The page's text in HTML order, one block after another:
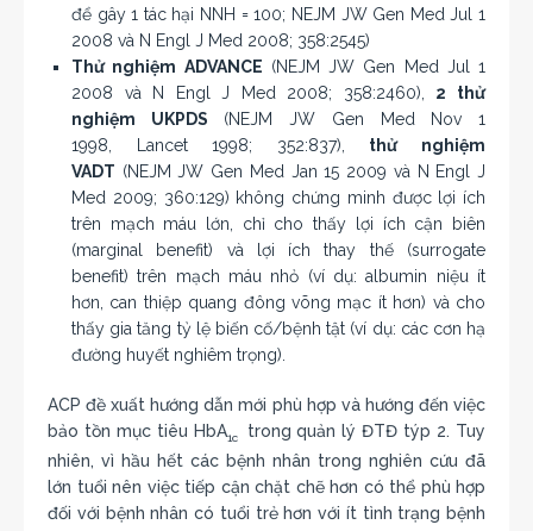
để gây 1 tác hại NNH = 100; NEJM JW Gen Med Jul 1
2008 và N Engl J Med 2008; 358:2545)
Thử nghiệm ADVANCE (NEJM JW Gen Med Jul 1
2008 và N Engl J Med 2008; 358:2460), 2 thử
nghiệm UKPDS (NEJM JW Gen Med Nov 1
1998, Lancet 1998; 352:837), thử nghiệm
VADT (NEJM JW Gen Med Jan 15 2009 và N Engl J
Med 2009; 360:129) không chứng minh được lợi ích
trên mạch máu lớn, chỉ cho thấy lợi ích cận biên
(marginal benefit) và lợi ích thay thế (surrogate
benefit) trên mạch máu nhỏ (ví dụ: albumin niệu ít
hơn, can thiệp quang đông võng mạc ít hơn) và cho
thấy gia tăng tỷ lệ biến cố/bệnh tật (ví dụ: các cơn hạ
đường huyết nghiêm trọng).
ACP đề xuất hướng dẫn mới phù hợp và hướng đến việc
bảo tồn mục tiêu HbA1c
trong quản lý ĐTĐ týp 2. Tuy
nhiên, vì hầu hết các bệnh nhân trong nghiên cứu đã
lớn tuổi nên việc tiếp cận chặt chẽ hơn có thể phù hợp
đối với bệnh nhân có tuổi trẻ hơn với ít tình trạng bệnh